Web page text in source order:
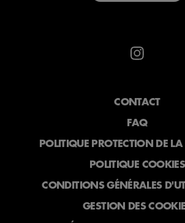
CONTACT
FAQ
POLITIQUE PROTECTION DE LA
POLITIQUE COOKIES
CONDITIONS GÉNÉRALES
GESTION DES